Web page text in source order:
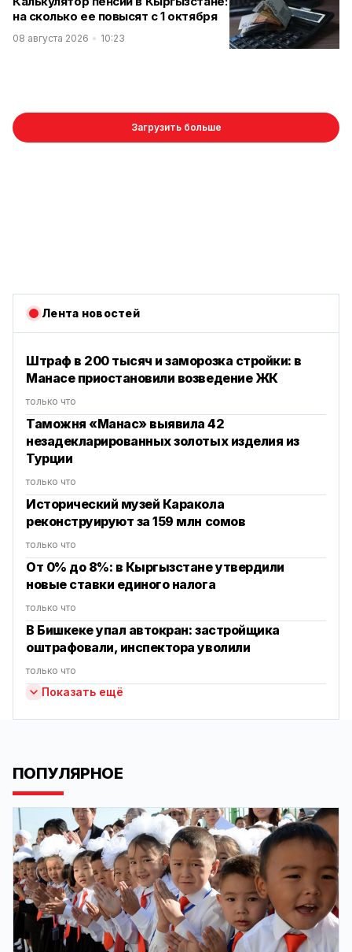
на сколько ее повысят с 1 октября
08 августа 2026 10:23
Загрузить больше
Лента новостей
Штраф в 200 тысяч и заморозка стройки: в
Манасе приостановили возведение ЖК
только что
Таможня «Манас» выявила 42
незадекларированных золотых изделия из
Турции
только что
Исторический музей Каракола
реконструируют за 159 млн сомов
только что
От 0% до 8%: в Кыргызстане утвердили
новые ставки единого налога
только что
В Бишкеке упал автокран: застройщика
оштрафовали, инспектора уволили
только что
Показать ещё
ПОПУЛЯРНОЕ